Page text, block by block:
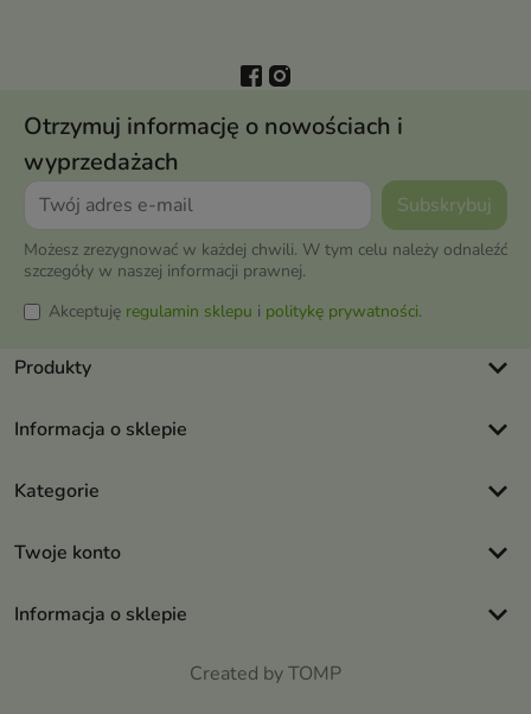
Otrzymuj informację o nowościach i
wyprzedażach
Możesz zrezygnować w każdej chwili. W tym celu należy odnaleźć
szczegóły w naszej informacji prawnej.
Akceptuję regulamin sklepu i politykę prywatności.
Produkty keyboard_arrow_down
Informacja o sklepie keyboard_arrow_down
Kategorie keyboard_arrow_down
Twoje konto keyboard_arrow_down
Informacja o sklepie keyboard_arrow_down
Created by TOMP